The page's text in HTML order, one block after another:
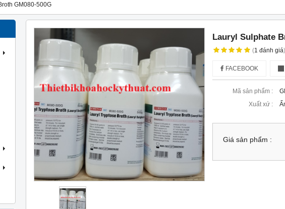
GM080-500G
Lauryl Sulphate
(1đánh giá)
FACEBOOK
Mã sản phẩm :
Xuất xứ :
Giá sản phẩm :